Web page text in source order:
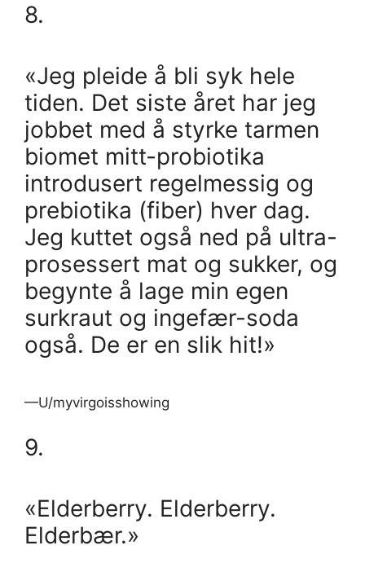
8.
«Jeg pleide å bli syk hele
tiden. Det siste året har jeg
jobbet med å styrke tarmen
biomet mitt-probiotika
introdusert regelmessig og
prebiotika (fiber) hver dag.
Jeg kuttet også ned på ultra-
prosessert mat og sukker, og
begynte å lage min egen
surkraut og ingefær-soda
også. De er en slik hit!»
—U/myvirgoisshowing
9.
«Elderberry. Elderberry.
Elderbær.»